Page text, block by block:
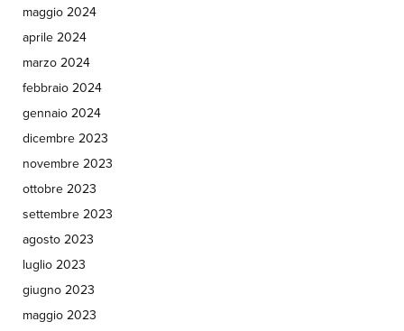
maggio 2024
aprile 2024
marzo 2024
febbraio 2024
gennaio 2024
dicembre 2023
novembre 2023
ottobre 2023
settembre 2023
agosto 2023
luglio 2023
giugno 2023
maggio 2023